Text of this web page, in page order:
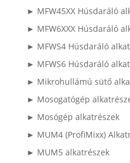
► MFW45XX Húsdaráló
► MFW6XXX Húsdaráló
► MFWS4 Húsdaráló
► MFWS6 Húsdaráló
► Mikrohullámú sütő
► Mosogatógép
► Mosógép alkatrészek
► MUM4 (ProfiMixx)
► MUM5 alkatrészek